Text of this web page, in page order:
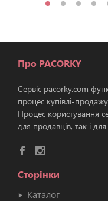
Про PACORKY
Сервіс pacorky.com
процес купівлі-
Процес користування
для продавців, так і
Сторінки
Каталог